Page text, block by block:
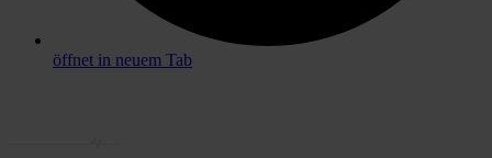
öffnet in neuem Tab